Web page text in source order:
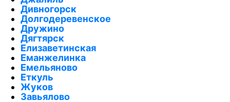
Дивногорск
Долгодеревенское
Дружино
Дягтярск
Елизаветинская
Еманжелинка
Емельяново
Еткуль
Жуков
Завьялово